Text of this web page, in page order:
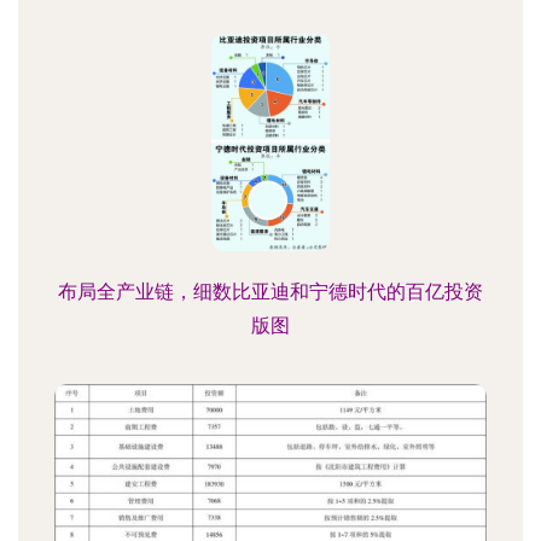
布局全产业链，细数比亚迪和宁德时代的百亿投资
版图